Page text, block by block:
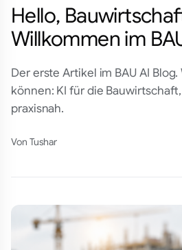
Hello,
Willkommen im
Der erste Artikel im BAU AI
können: KI für die
praxisnah.
Von Tushar